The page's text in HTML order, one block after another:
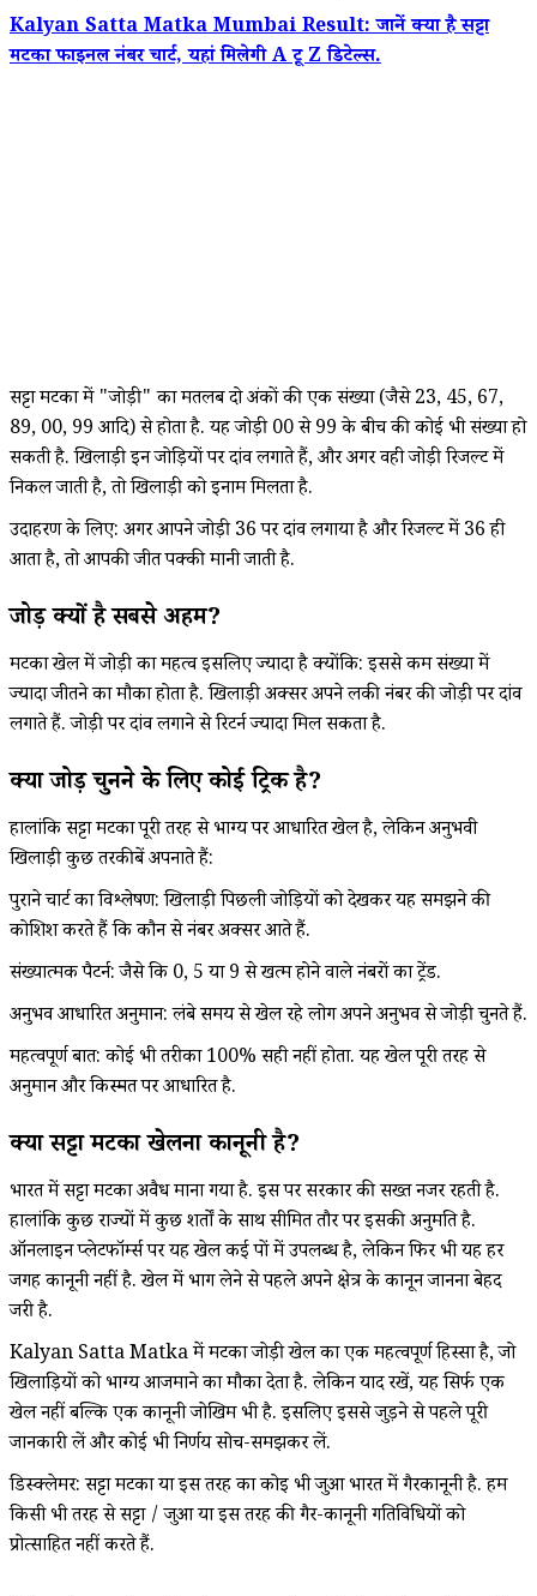
Kalyan Satta Matka Mumbai Result: जानें क्या है सट्टा
मटका फाइनल नंबर चार्ट, यहां मिलेगी A टू Z डिटेल्स.
सट्टा मटका में "जोड़ी" का मतलब दो अंकों की एक संख्या (जैसे 23, 45, 67,
89, 00, 99 आदि) से होता है. यह जोड़ी 00 से 99 के बीच की कोई भी संख्या हो
सकती है. खिलाड़ी इन जोड़ियों पर दांव लगाते हैं, और अगर वही जोड़ी रिजल्ट में
निकल जाती है, तो खिलाड़ी को इनाम मिलता है.
उदाहरण के लिए: अगर आपने जोड़ी 36 पर दांव लगाया है और रिजल्ट में 36 ही
आता है, तो आपकी जीत पक्की मानी जाती है.
जोड़ी क्यों है सबसे अहम?
मटका खेल में जोड़ी का महत्व इसलिए ज्यादा है क्योंकि: इससे कम संख्या में
ज्यादा जीतने का मौका होता है. खिलाड़ी अक्सर अपने लकी नंबर की जोड़ी पर दांव
लगाते हैं. जोड़ी पर दांव लगाने से रिटर्न ज्यादा मिल सकता है.
क्या जोड़ी चुनने के लिए कोई ट्रिक है?
हालांकि सट्टा मटका पूरी तरह से भाग्य पर आधारित खेल है, लेकिन अनुभवी
खिलाड़ी कुछ तरकीबें अपनाते हैं:
पुराने चार्ट का विश्लेषण: खिलाड़ी पिछली जोड़ियों को देखकर यह समझने की
कोशिश करते हैं कि कौन से नंबर अक्सर आते हैं.
संख्यात्मक पैटर्न: जैसे कि 0, 5 या 9 से खत्म होने वाले नंबरों का ट्रेंड.
अनुभव आधारित अनुमान: लंबे समय से खेल रहे लोग अपने अनुभव से जोड़ी चुनते हैं.
महत्वपूर्ण बात: कोई भी तरीका 100% सही नहीं होता. यह खेल पूरी तरह से
अनुमान और किस्मत पर आधारित है.
क्या सट्टा मटका खेलना कानूनी है?
भारत में सट्टा मटका अवैध माना गया है. इस पर सरकार की सख्त नजर रहती है.
हालांकि कुछ राज्यों में कुछ शर्तों के साथ सीमित तौर पर इसकी अनुमति है.
ऑनलाइन प्लेटफॉर्म्स पर यह खेल कई रूपों में उपलब्ध है, लेकिन फिर भी यह हर
जगह कानूनी नहीं है. खेल में भाग लेने से पहले अपने क्षेत्र के कानून जानना बेहद
जरूरी है.
Kalyan Satta Matka में मटका जोड़ी खेल का एक महत्वपूर्ण हिस्सा है, जो
खिलाड़ियों को भाग्य आजमाने का मौका देता है. लेकिन याद रखें, यह सिर्फ एक
खेल नहीं बल्कि एक कानूनी जोखिम भी है. इसलिए इससे जुड़ने से पहले पूरी
जानकारी लें और कोई भी निर्णय सोच-समझकर लें.
डिस्क्लेमर: सट्टा मटका या इस तरह का कोई भी जुआ भारत में गैरकानूनी है. हम
किसी भी तरह से सट्टा / जुआ या इस तरह की गैर-कानूनी गतिविधियों को
प्रोत्साहित नहीं करते हैं.